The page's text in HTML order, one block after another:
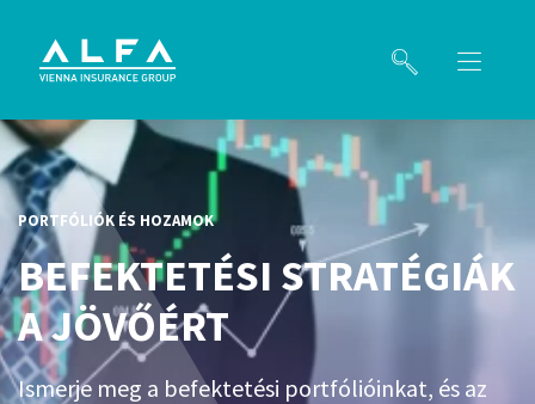
PORTFÓLIÓK ÉS HOZAMOK
BEFEKTETÉSI STRATÉGIÁK
A JÖVŐÉRT
Ismerje meg a befektetési portfólióinkat, és az